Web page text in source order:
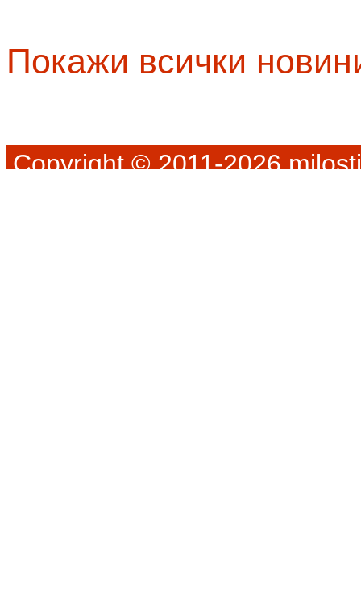
Покажи всички
Copyright © 2011-2026